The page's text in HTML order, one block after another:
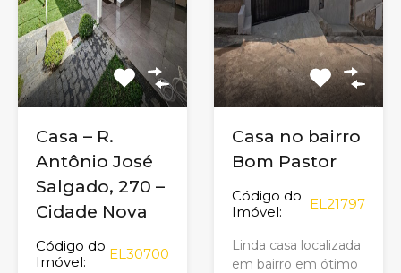
Casa – R.
Antônio José
Salgado, 270 –
Cidade Nova
Código do
Imóvel:
EL30700
Casa no bairro
Bom Pastor
Código do
Imóvel:
EL21797
Linda casa localizada
em bairro em ótimo